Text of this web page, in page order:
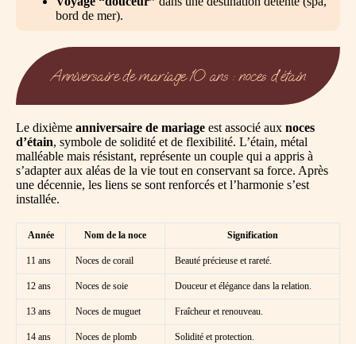
bord de mer).
Anniversaire de mariage 10 ans : noces d’étain
Le dixième anniversaire de mariage est associé aux noces
d’étain, symbole de solidité et de flexibilité. L’étain, métal
malléable mais résistant, représente un couple qui a appris à
s’adapter aux aléas de la vie tout en conservant sa force. Après
une décennie, les liens se sont renforcés et l’harmonie s’est
installée.
Année Nom de la noce Signification
11 ans Noces de corail Beauté précieuse et rareté.
12 ans Noces de soie Douceur et élégance dans la relation.
13 ans Noces de muguet Fraîcheur et renouveau.
14 ans Noces de plomb Solidité et protection.